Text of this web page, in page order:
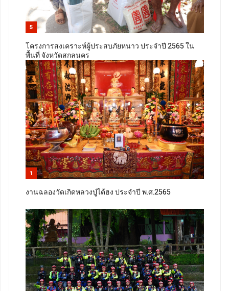
5
โครงการสงเคราะห์ผู้ประสบภัยหนาว ประจำปี 2565 ใน
พื้นที่ จังหวัดสกลนคร
1
งานฉลองวัดเกิดหลวงปู่ไต้ฮง ประจำปี พ.ศ.2565